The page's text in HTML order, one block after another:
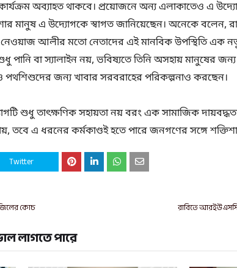
অব্যাহত থাকবে। প্রয়োজনে অন্য এলাকাতেও এ
মানুষ এ উদ্যোগকে স্বাগত জানিয়েছেন। অনেকে বলেন,
আলীর মতো নেতাদের এই মানবিক উপস্থিতি এক নতুন
বা স্যালাইন নয়, ভবিষ্যতে তিনি অসহায় মানুষের জন্য
ও পথশিশুদের জন্য খাবার সরবরাহের পরিকল্পনাও করছেন।
শুধু তাৎক্ষণিক সহায়তা নয় বরং এক সামাজিক
তবে এ ধরনের কর্মকাণ্ডই হতে পারে জনগণের সঙ্গে
Twitter
রাবিতে
কোচ
লাগতে পারে